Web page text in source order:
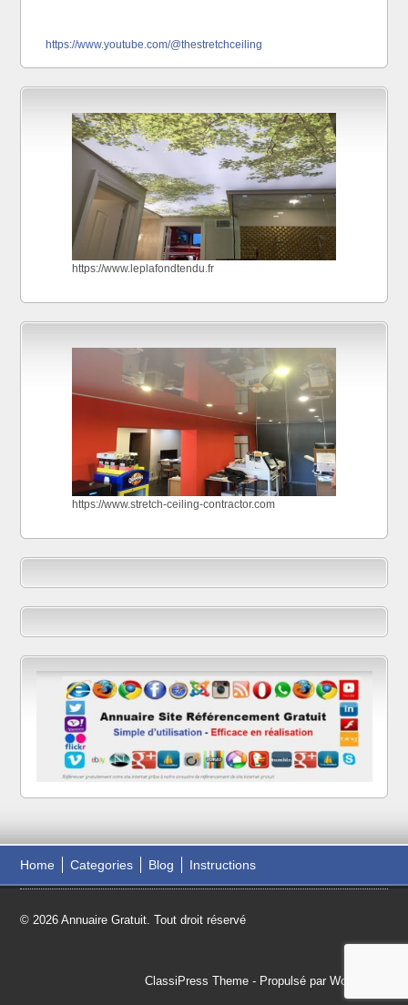
https://www.youtube.com/@thestretchceiling
https://www.leplafondtendu.fr
https://www.stretch-ceiling-contractor.com
Home Categories Blog Instructions
© 2026 Annuaire Gratuit. Tout droit réservé
ClassiPress Theme- Propulsé par WordPress